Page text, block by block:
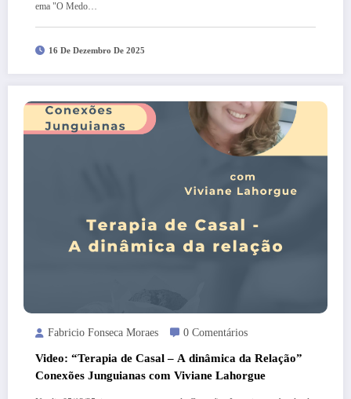
ema "O Medo…
16 De Dezembro De 2025
Fabricio Fonseca Moraes 0 Comentários
Video: “Terapia de Casal – A dinâmica da Relação”
Conexões Junguianas com Viviane Lahorgue